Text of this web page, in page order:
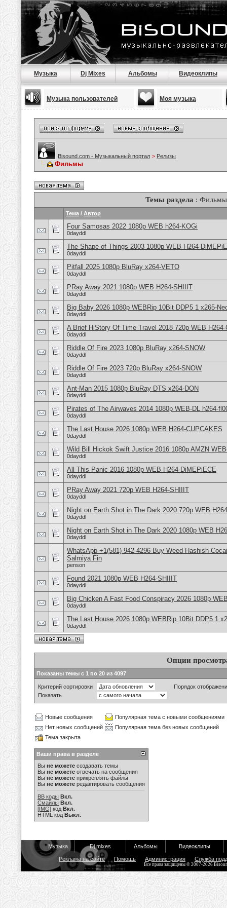
Музыка Dj Mixes Альбомы Видеоклипы
Музыка пользователей Моя музыка
Bisound.com - Музыкальный портал > Релизы
Фильмы
Темы раздела : Фильмы
Тема / Автор
Four Samosas 2022 1080p WEB h264-KOGi
0dayddl
The Shape of Things 2003 1080p WEB H264-
0dayddl
Pitfall 2025 1080p BluRay x264-VETO
0dayddl
PRay Away 2021 1080p WEB H264-SHIIIT
0dayddl
Big Baby 2026 1080p WEBRip 10Bit DDP5 1 x265-
0dayddl
A Brief HiStory Of Time Travel 2018 720p WEB H264-
0dayddl
Riddle Of Fire 2023 1080p BluRay x264-SNOW
0dayddl
Riddle Of Fire 2023 720p BluRay x264-SNOW
0dayddl
Ant-Man 2015 1080p BluRay DTS x264-DON
0dayddl
Pirates of The Airwaves 2014 1080p WEB-DL h264-
0dayddl
The Last House 2026 1080p WEB H264-CUPCAKES
0dayddl
Wild Bill Hickok Swift Justice 2016 1080p AMZN
0dayddl
All This Panic 2016 1080p WEB H264-DiMEPiECE
0dayddl
PRay Away 2021 720p WEB H264-SHIIIT
0dayddl
Night on Earth Shot in The Dark 2020 720p WEB
0dayddl
Night on Earth Shot in The Dark 2020 1080p WEB
0dayddl
WhatsApp +1(581) 942-4296 Buy Weed Hashish
Salmiya Fin
penson
Found 2021 1080p WEB H264-SHIIIT
0dayddl
Big Chicken A Fast Food Conspiracy 2026 1080p
0dayddl
The Last House 2026 1080p WEBRip 10Bit DDP5 1
0dayddl
Опции
Показаны темы с 1 по 20 из 4097
Критерий сортировки
Порядок
Показать
Новые сообщения
Популярная тема с новыми сообщениями
Нет новых сообщений
Популярная тема без новых сообщений
Тема закрыта
Ваши права в разделе
Вы не можете создавать темы
Вы не можете отвечать на сообщения
Вы не можете прикреплять файлы
Вы не можете редактировать сообщения
BB коды Вкл.
Смайлы Вкл.
[IMG] код Вкл.
HTML код Выкл.
Музыка Dj mixes Альбомы Видеоклипы
Реклама на сайте Помощь Администрация Служба
Все права защищены © 2007-2026